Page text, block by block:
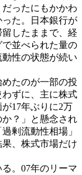
ったにもかかわ
た。日本銀行が
したままで、経
並べられた量の
性の状態が続い
たのが一部の投
ずに、主に株式
17年ぶりに2万
？」と懸念され
剰流動性相場」
、株式市場だけ
。07年のリーマ